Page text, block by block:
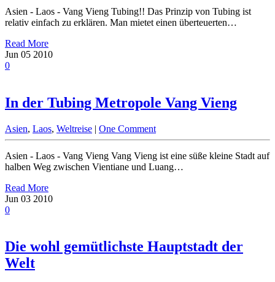
Asien - Laos - Vang Vieng Tubing!! Das Prinzip von Tubing ist
relativ einfach zu erklären. Man mietet einen überteuerten…
Read More
Jun 05 2010
0
In der Tubing Metropole Vang Vieng
Asien, Laos, Weltreise | One Comment
Asien - Laos - Vang Vieng Vang Vieng ist eine süße kleine Stadt auf
halben Weg zwischen Vientiane und Luang…
Read More
Jun 03 2010
0
Die wohl gemütlichste Hauptstadt der
Welt